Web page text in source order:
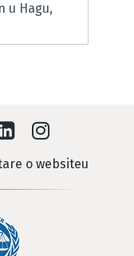
u Hagu,
o websiteu